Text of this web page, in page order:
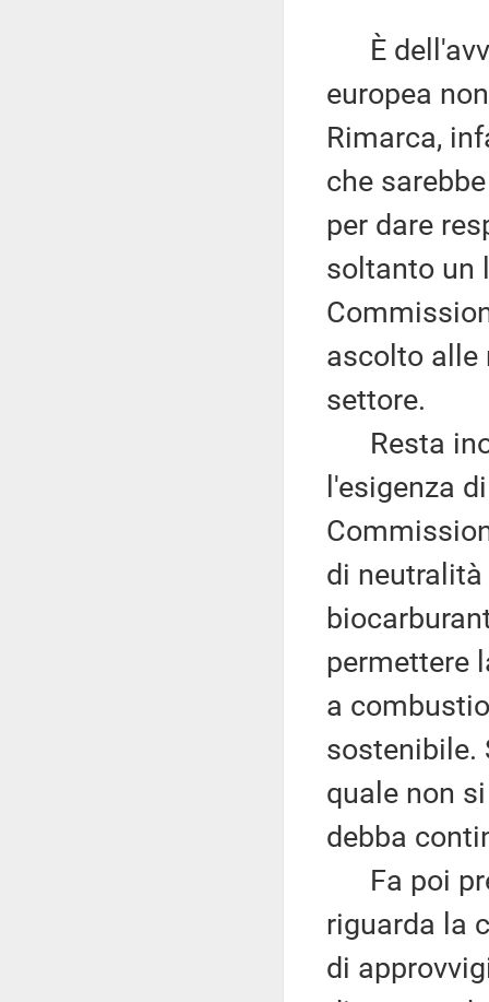
È
europea
Rimarca,
che
per dare
soltanto un
ascolto alle
settore.
Resta
l'esigenza
di
permettere
a
sostenibile.
quale non
debba
Fa poi
riguarda la
di